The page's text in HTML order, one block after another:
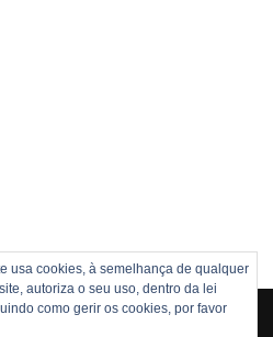
usa cookies, à semelhança de qualquer
autoriza o seu uso, dentro da lei
como gerir os cookies, por favor
JOÃO NUNES